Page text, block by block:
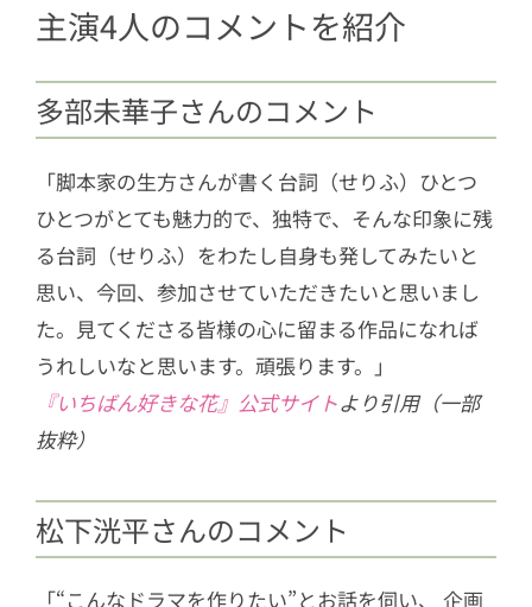
主演4人のコメントを紹介
多部未華子さんのコメント
「脚本家の生方さんが書く台詞（せりふ）ひとつ
ひとつがとても魅力的で、独特で、そんな印象に残
る台詞（せりふ）をわたし自身も発してみたいと
思い、今回、参加させていただきたいと思いまし
た。見てくださる皆様の心に留まる作品になれば
うれしいなと思います。頑張ります。」
『いちばん好きな花』公式サイトより引用（一部
抜粋）
松下洸平さんのコメント
「“こんなドラマを作りたい”とお話を伺い、 企画